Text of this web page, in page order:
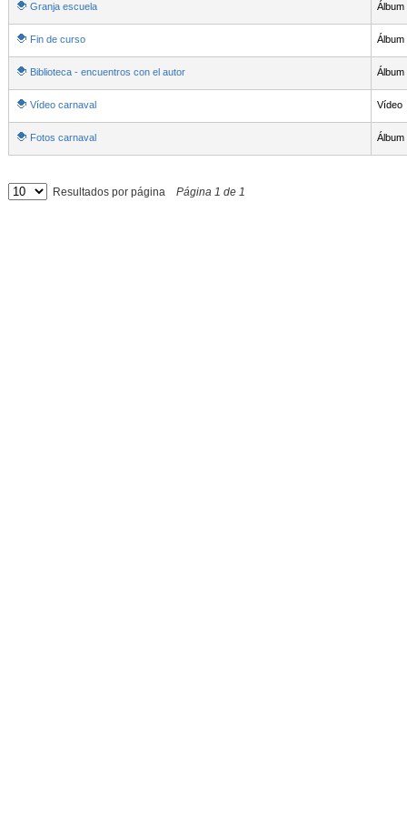
Granja escuela Álbum
Fin de curso Álbum
Biblioteca - encuentros con el autor Álbum
Vídeo carnaval Vídeo
Fotos carnaval Álbum
Resultados por página Página 1 de 1